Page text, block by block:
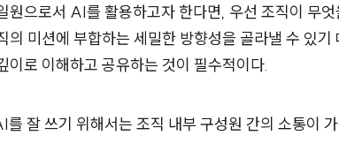
원으로서 AI를 활용하고자 한다면, 우선 조직이 무
의 미션에 부합하는 세밀한 방향성을 골라낼 수 있
이로 이해하고 공유하는 것이 필수적이다.
잘 쓰기 위해서는 조직 내부 구성원 간의 소통이